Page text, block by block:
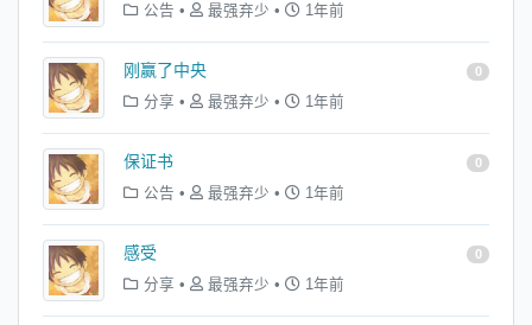
公告 • 最强弃少 • 1年前
刚赢了中央 0
分享 • 最强弃少 • 1年前
保证书 0
公告 • 最强弃少 • 1年前
感受 0
分享 • 最强弃少 • 1年前